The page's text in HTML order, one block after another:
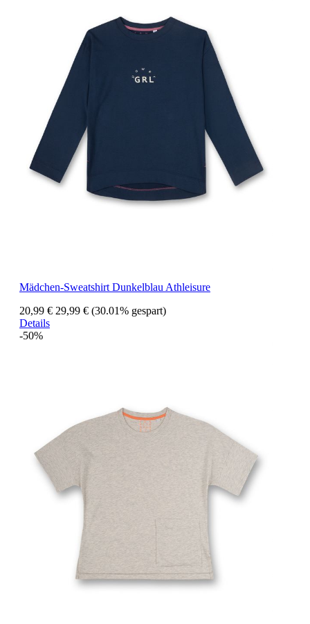
Mädchen-Sweatshirt Dunkelblau Athleisure
20,99 € 29,99 € (30.01% gespart)
Details
-50%